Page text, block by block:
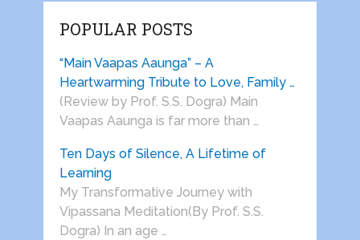
POPULAR POSTS
“Main Vaapas Aaunga” – A
Heartwarming Tribute to Love, Family …
(Review by Prof. S.S. Dogra) Main
Vaapas Aaunga is far more than …
Ten Days of Silence, A Lifetime of
Learning
My Transformative Journey with
Vipassana Meditation(By Prof. S.S.
Dogra) In an age …